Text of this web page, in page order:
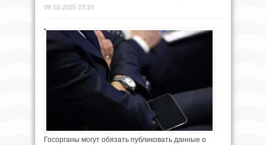
09.10.2025 23:10
Госорганы могут обязать публиковать данные о